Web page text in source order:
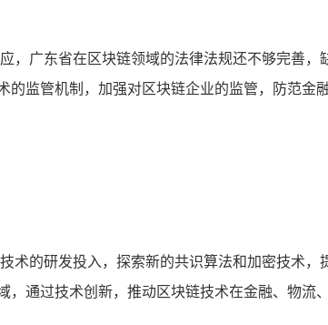
，广东省在区块链领域的法律法规还不够完善，
监管机制，加强对区块链企业的监管，防范金
术的研发投入，探索新的共识算法和加密技术，
通过技术创新，推动区块链技术在金融、物流